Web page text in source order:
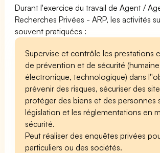
Durant l'exercice du travail de Agent /
Recherches Privées - ARP, les activités
souvent pratiquées :
Supervise et contrôle les prestations
de prévention et de sécurité
électronique, technologique) dans
prévenir des risques, sécuriser des
protéger des biens et des personnes
législation et les réglementations en
sécurité.
Peut réaliser des enquêtes privées
particuliers ou des sociétés.